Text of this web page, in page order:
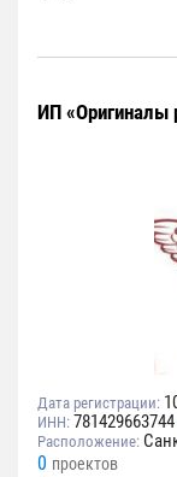
ИП «Оригиналы
Дата регистрации:
ИНН: 781429663744
Расположение:
0 проектов